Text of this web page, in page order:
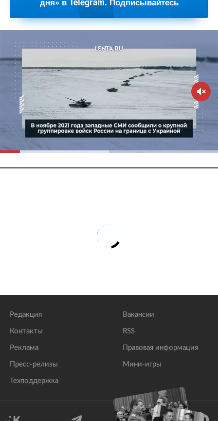
Редакция
Контакты
Реклама
Пресс-релизы
Техподдержка
Вакансии
RSS
Правовая информация
Мини-игры